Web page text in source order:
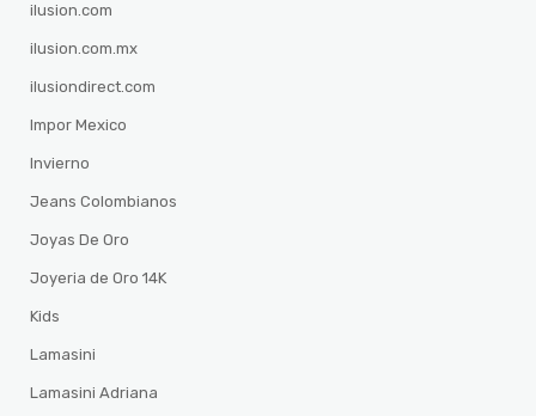
ilusion.com
ilusion.com.mx
ilusiondirect.com
Impor Mexico
Invierno
Jeans Colombianos
Joyas De Oro
Joyeria de Oro 14K
Kids
Lamasini
Lamasini Adriana